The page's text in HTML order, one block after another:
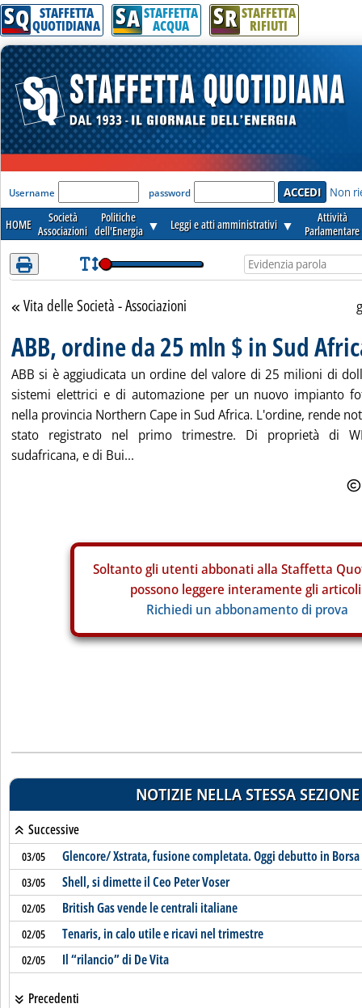
Attenzione! Esegui l'accesso per lèggere interamente la notizia.
SQ STAFFETTA
QUOTIDIANA SA STAFFETTA
ACQUA SR STAFFETTA
RIFIUTI
'Modulo Login per accedere'
Username password Non
HOME
Società
Associazioni
Politiche
dell'Energia ▼ Leggi e atti amministrativi ▼
Attività
Parlamentare
Torna alla sezione
Vita delle Società - Associazioni
ABB, ordine da 25 mln $ in Sud
ABB si è aggiudicata un ordine del valore di 25 milioni di
sistemi elettrici e di automazione per un nuovo impianto
nella provincia Northern Cape in Sud Africa. L'ordine, rende
stato registrato nel primo trimestre. Di proprietà di
sudafricana, e di Bui...
Soltanto gli utenti abbonati alla Staffetta
possono leggere interamente gli
Richiedi un abbonamento di prova
NOTIZIE NELLA STESSA SEZIONE
Successive
03/05 Glencore/ Xstrata, fusione completata. Oggi debutto in Borsa
03/05 Shell, si dimette il Ceo Peter Voser
02/05 British Gas vende le centrali italiane
02/05 Tenaris, in calo utile e ricavi nel trimestre
02/05 Il “rilancio” di De Vita
Precedenti